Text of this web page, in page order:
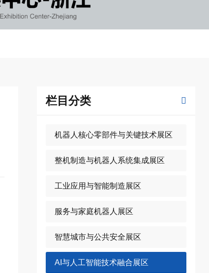
栏目分类
机器人核心零部件与关键技术展区
整机制造与机器人系统集成展区
工业应用与智能制造展区
服务与家庭机器人展区
智慧城市与公共安全展区
AI与人工智能技术融合展区